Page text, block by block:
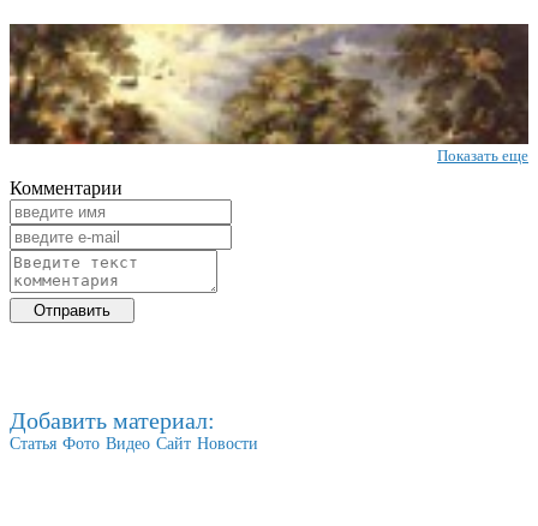
Показать еще
Комментарии
Добавить материал:
Статья Фото Видео Сайт Новости